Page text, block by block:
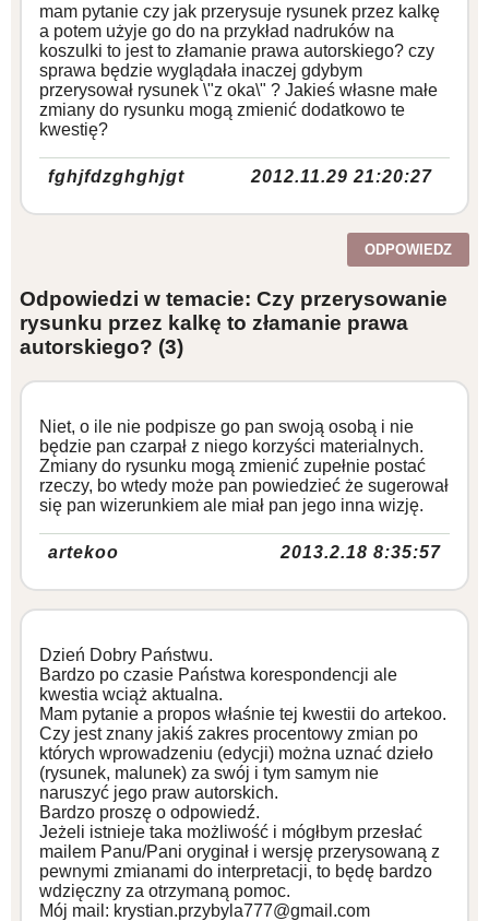
mam pytanie czy jak przerysuje rysunek przez kalkę
a potem użyje go do na przykład nadruków na
koszulki to jest to złamanie prawa autorskiego? czy
sprawa będzie wyglądała inaczej gdybym
przerysował rysunek \"z oka\" ? Jakieś własne małe
zmiany do rysunku mogą zmienić dodatkowo te
kwestię?
fghjfdzghghjgt 2012.11.29 21:20:27
ODPOWIEDZ
Odpowiedzi w temacie: Czy przerysowanie
rysunku przez kalkę to złamanie prawa
autorskiego? (3)
Niet, o ile nie podpisze go pan swoją osobą i nie
będzie pan czarpał z niego korzyści materialnych.
Zmiany do rysunku mogą zmienić zupełnie postać
rzeczy, bo wtedy może pan powiedzieć że sugerował
się pan wizerunkiem ale miał pan jego inna wizję.
artekoo 2013.2.18 8:35:57
Dzień Dobry Państwu.
Bardzo po czasie Państwa korespondencji ale
kwestia wciąż aktualna.
Mam pytanie a propos właśnie tej kwestii do artekoo.
Czy jest znany jakiś zakres procentowy zmian po
których wprowadzeniu (edycji) można uznać dzieło
(rysunek, malunek) za swój i tym samym nie
naruszyć jego praw autorskich.
Bardzo proszę o odpowiedź.
Jeżeli istnieje taka możliwość i mógłbym przesłać
mailem Panu/Pani oryginał i wersję przerysowaną z
pewnymi zmianami do interpretacji, to będę bardzo
wdzięczny za otrzymaną pomoc.
Mój mail: krystian.przybyla777@gmail.com